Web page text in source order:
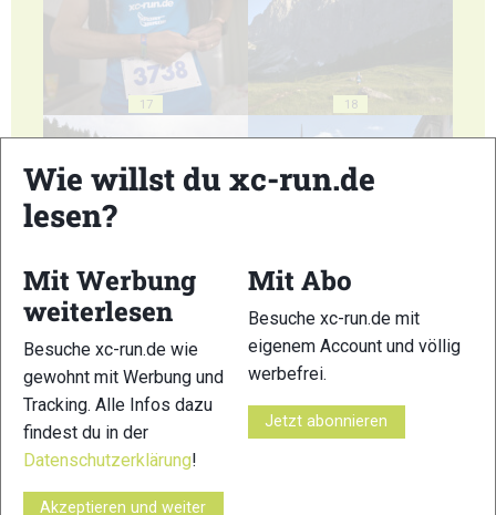
17 18
22
Wie willst du xc-run.de
lesen?
Mit Werbung
weiterlesen
Besuche xc-run.de wie
gewohnt mit Werbung und
Tracking. Alle Infos dazu
findest du in der
Datenschutzerklärung!
Akzeptieren und weiter
Mit Abo
Besuche xc-run.de mit
eigenem Account und völlig
werbefrei.
Jetzt abonnieren